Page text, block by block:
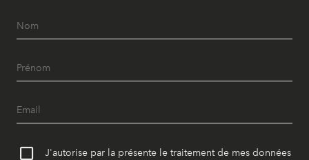
J'autorise par la présente le traitement de mes données